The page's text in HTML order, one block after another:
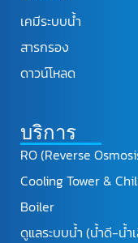
เคมีระบบน้ำ
สารกรอง
ดาวน์โหลด
บริการ
RO (Reverse
Cooling Tower &
Boiler
ดูแลระบบน้ำ (น้ำดี-น้ำ